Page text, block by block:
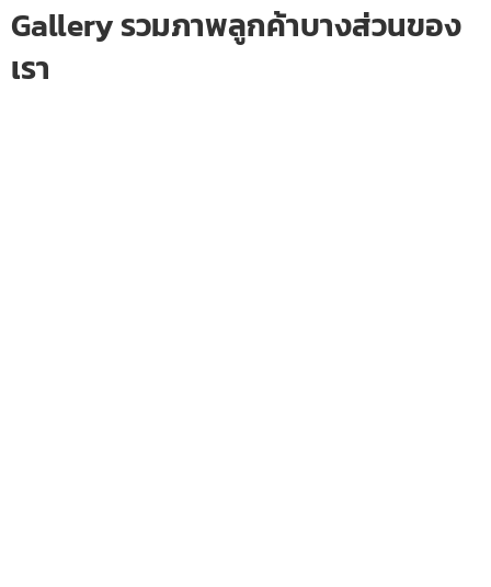
Gallery รวมภาพลูกค้าบางส่วนของ
เรา